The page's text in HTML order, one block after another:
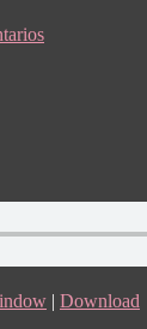
| Download